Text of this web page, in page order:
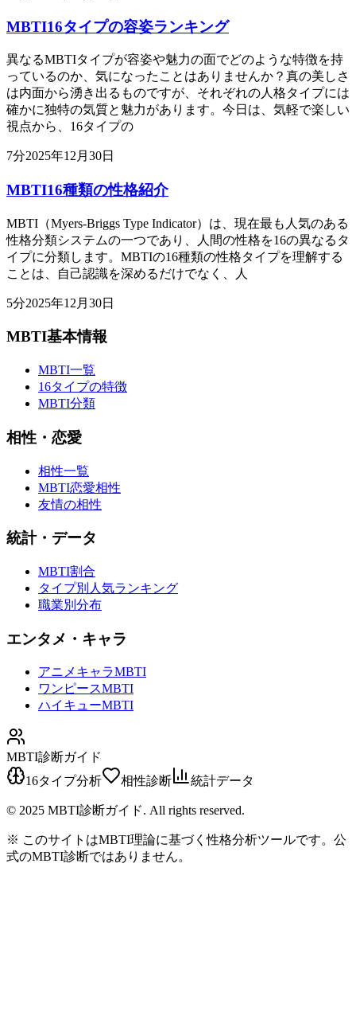
MBTI16タイプの容姿ランキング
異なるMBTIタイプが容姿や魅力の面でどのような特徴を持
っているのか、気になったことはありませんか？真の美しさ
は内面から湧き出るものですが、それぞれの人格タイプには
確かに独特の気質と魅力があります。今日は、気軽で楽しい
視点から、16タイプの
7分2025年12月30日
MBTI16種類の性格紹介
MBTI（Myers-Briggs Type Indicator）は、現在最も人気のある
性格分類システムの一つであり、人間の性格を16の異なるタ
イプに分類します。MBTIの16種類の性格タイプを理解する
ことは、自己認識を深めるだけでなく、人
5分2025年12月30日
MBTI基本情報
MBTI一覧
16タイプの特徴
MBTI分類
相性・恋愛
相性一覧
MBTI恋愛相性
友情の相性
統計・データ
MBTI割合
タイプ別人気ランキング
職業別分布
エンタメ・キャラ
アニメキャラMBTI
ワンピースMBTI
ハイキューMBTI
MBTI診断ガイド
16タイプ分析
相性診断 統計データ
© 2025 MBTI診断ガイド. All rights reserved.
※ このサイトはMBTI理論に基づく性格分析ツールです。公
式のMBTI診断ではありません。